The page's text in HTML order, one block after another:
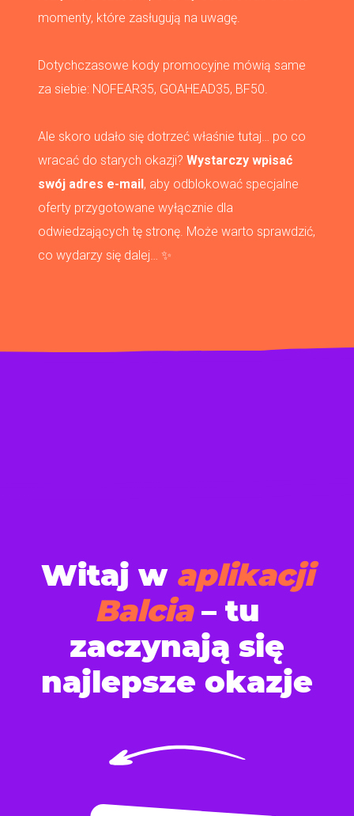
momenty, które zasługują na uwagę.
Dotychczasowe kody promocyjne mówią same
za siebie: NOFEAR35, GOAHEAD35, BF50.
Ale skoro udało się dotrzeć właśnie tutaj… po co
wracać do starych okazji? Wystarczy wpisać
swój adres e-mail, aby odblokować specjalne
oferty przygotowane wyłącznie dla
odwiedzających tę stronę. Może warto sprawdzić,
co wydarzy się dalej… ✨
Witaj w aplikacji
Balcia– tu
zaczynają się
najlepsze okazje